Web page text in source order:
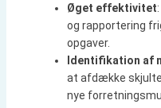
Øget effektivitet
og rapportering
opgaver.
Identifikation af
at afdække
nye